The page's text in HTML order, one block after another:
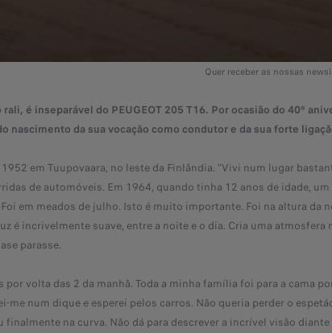
Quer receber as nossas
é inseparável do PEUGEOT 205 T16. Por ocasião do 40º
nascimento da sua vocação como condutor e da sua forte
em Tuupovaara, no leste da Finlândia. "Vivi num lugar
de automóveis. Em 1964, quando tinha 12 anos de idade,
em meados de julho. Isto é muito importante. Foi na altura da
é incrivelmente suave, entre a noite e o dia. Cria uma atmosfera
parasse.
volta das 2 da manhã. Toda a minha família foi para a cama
me num dique e esperei pelos carros. Não queria perder o
finalmente na curva. Não dá para descrever a incrível visão